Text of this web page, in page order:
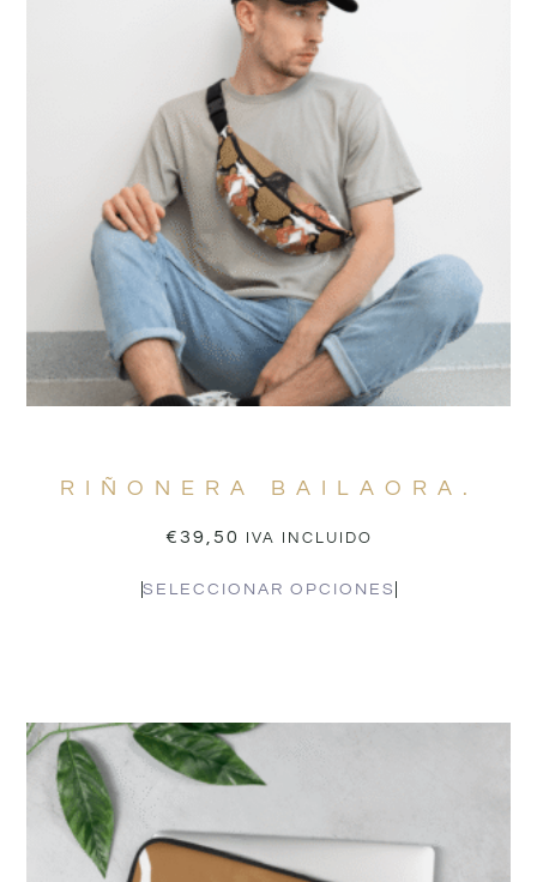
RIÑONERA BAILAORA.
€39,50 IVA INCLUIDO
SELECCIONAR OPCIONES